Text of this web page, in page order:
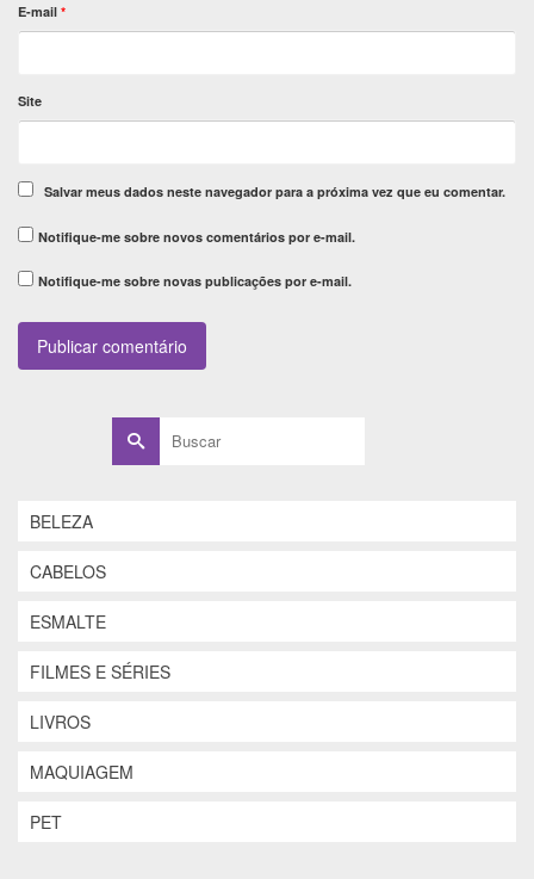
E-mail *
Site
Salvar meus dados neste navegador para a próxima vez que eu comentar.
Notifique-me sobre novos comentários por e-mail.
Notifique-me sobre novas publicações por e-mail.
Buscar
por:
BELEZA
CABELOS
ESMALTE
FILMES E SÉRIES
LIVROS
MAQUIAGEM
PET